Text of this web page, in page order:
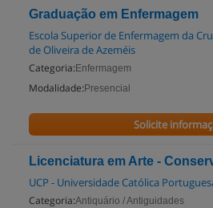
Graduação em Enfermagem
Escola Superior de Enfermagem da
de Oliveira de Azeméis
Categoria: Enfermagem
Modalidade: Presencial
Solicite
Licenciatura em Arte -
UCP - Universidade Católica
Categoria:Antiquário / Antiguidades